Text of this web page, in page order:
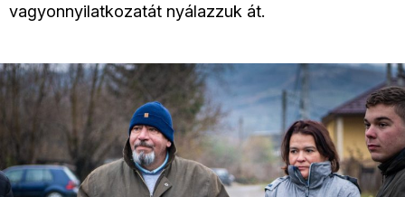
vagyonnyilatkozatát nyálazzuk át.